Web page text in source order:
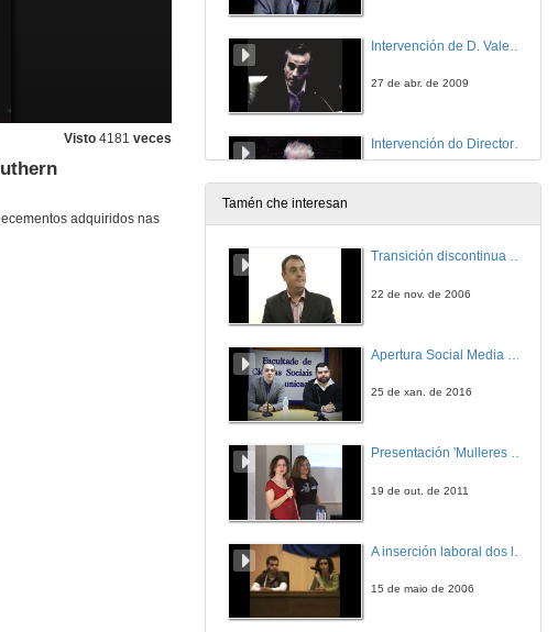
Visto 4181 veces
adquiridos nas
27 de abr. de 2009
Intervención do Director do Parque Nacional Illas Atlanticas
27 de abr. de 2009
Tamén che interesan
Transición discontinua de partículas de microgel termosensible
22 de nov. de 2006
25 de xan. de 2016
Presentación 'Mulleres no software libre'
19 de out. de 2011
15 de maio de 2006